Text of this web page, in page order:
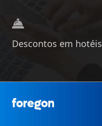
Descontos em hotéis
Foregon.com